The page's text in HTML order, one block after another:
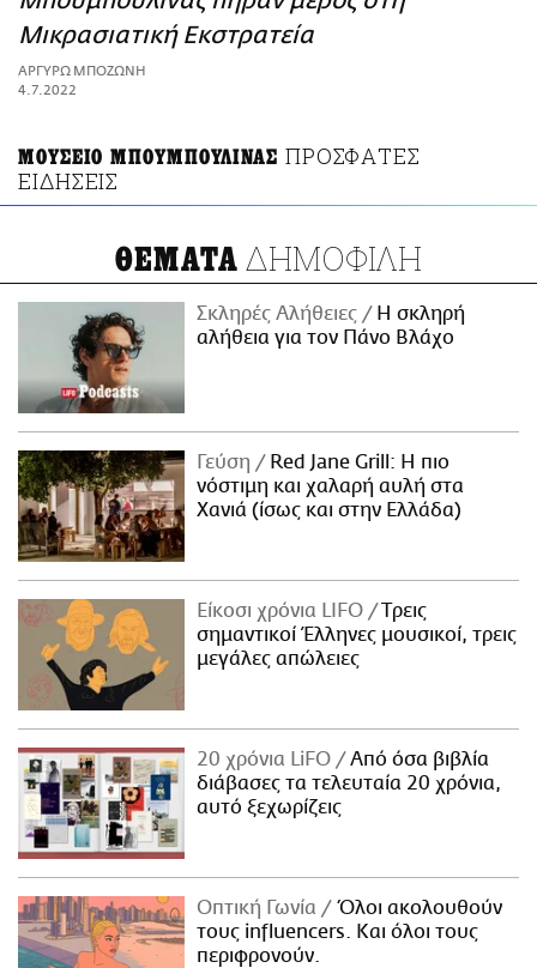
ΑΜΠΑ
PRINT
Μικρασιατική Εκστρατεία
ΑΡΓΥΡΩ ΜΠΟΖΩΝΗ
4.7.2022
ΜΟΥΣΕΙΟ ΜΠΟΥΜΠΟΥΛΙΝΑΣ ΠΡΟΣΦΑΤΕΣ
ΕΙΔΗΣΕΙΣ
ΘΕΜΑΤΑ ΔΗΜΟΦΙΛΗ
Σκληρές Αλήθειες
H σκληρή
αλήθεια για τον Πάνο Βλάχο
Γεύση
Red Jane Grill: Η πιο
νόστιμη και χαλαρή αυλή στα
Χανιά (ίσως και στην Ελλάδα)
Είκοσι χρόνια LIFO
Tρεις
σημαντικοί Έλληνες μουσικοί, τρεις
μεγάλες απώλειες
20 χρόνια LiFO
Από όσα βιβλία
διάβασες τα τελευταία 20 χρόνια,
αυτό ξεχωρίζεις
Οπτική Γωνία
Όλοι ακολουθούν
τους influencers. Και όλοι τους
περιφρονούν.